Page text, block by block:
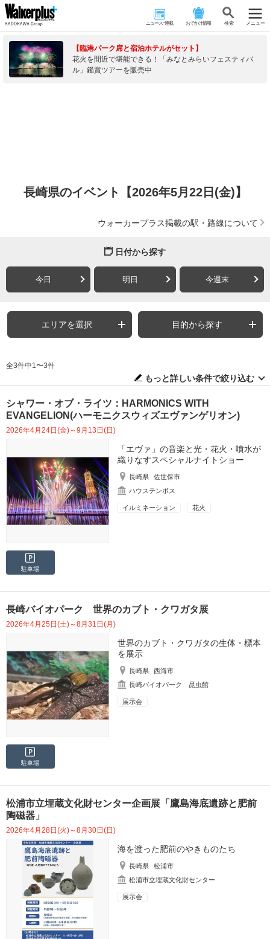
ニュース･連載 おでかけ情報 検 索 メニュー
【臨港パーク席と宿泊ホテルがセット】
花火を間近で堪能できる！「みなとみらいフェスティバ
ル」鑑賞ツアーを販売中
長崎県のイベント【2026年5月22日(金)】
ウォーカープラス掲載の駅・路線について
日付から探す
今日 明日 今週末
エリアを選択 目的から探す
全3件中1〜3件
もっと詳しい条件で絞り込む
シャワー・オブ・ライツ：HARMONICS WITH
EVANGELION(ハーモニクスウィズエヴァンゲリオン)
2026年4月24日(金)～9月13日(日)
「エヴァ」の音楽と光・花火・噴水が
織りなすスペシャルナイトショー
長崎県
佐世保市
ハウステンボス
イルミネーション 花火
駐車場
長崎バイオパーク 世界のカブト・クワガタ展
2026年4月25日(土)～8月31日(月)
世界のカブト・クワガタの生体・標本
を展示
長崎県
西海市
長崎バイオパーク 昆虫館
展示会
駐車場
松浦市立埋蔵文化財センター企画展「鷹島海底遺跡と肥前
陶磁器」
2026年4月28日(火)～8月30日(日)
海を渡った肥前のやきものたち
長崎県
松浦市
松浦市立埋蔵文化財センター
展示会